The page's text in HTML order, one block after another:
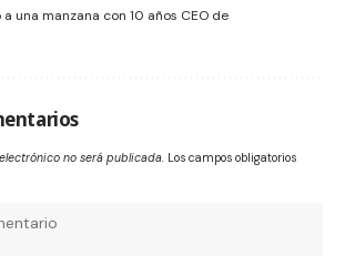
una manzana con 10 años CEO de
no será publicada. Los campos obligatorios